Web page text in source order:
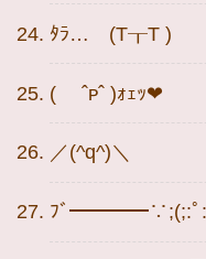
ﾀﾗ… (T┰T )
( ˆᴘˆ )ｫｪｯ❤
／(^q^)＼
ﾌﾞ━━━━∵;(;:ﾟ